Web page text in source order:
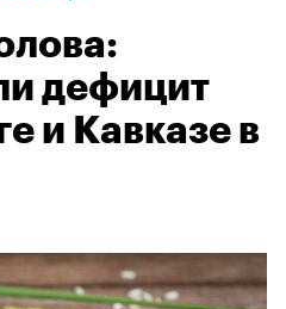
дефицит
и Кавказе в